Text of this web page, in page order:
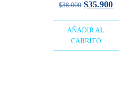
$38.000 El
original
era:
$35.900El
AÑADIR AL
CARRITO